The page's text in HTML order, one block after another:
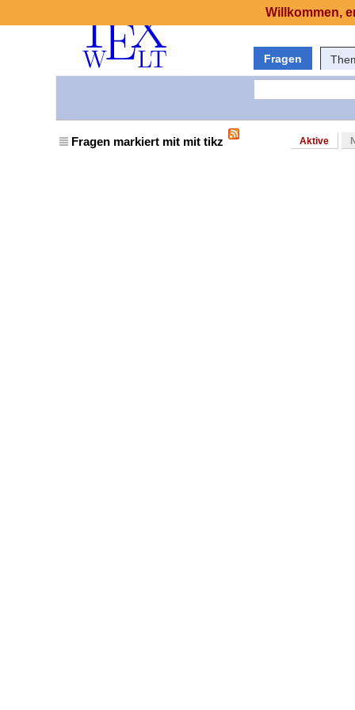
Fragen
Fragen markiert mit mit tikz Aktive
Willkommen,